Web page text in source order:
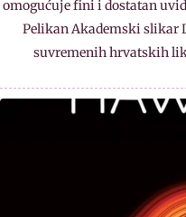
omogućuje fini i dostatan
Pelikan Akademski slikar
suvremenih hrvatskih